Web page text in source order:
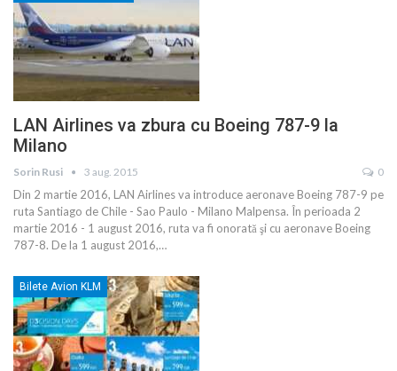
LAN Airlines va zbura cu Boeing 787-9 la
Milano
Sorin Rusi 3 aug. 2015 0
Din 2 martie 2016, LAN Airlines va introduce aeronave Boeing 787-9 pe
ruta Santiago de Chile - Sao Paulo - Milano Malpensa. În perioada 2
martie 2016 - 1 august 2016, ruta va fi onorată şi cu aeronave Boeing
787-8. De la 1 august 2016,…
Bilete Avion KLM